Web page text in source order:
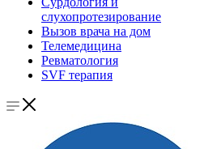
слухопротезирование
Вызов врача на дом
Телемедицина
Ревматология
SVF терапия